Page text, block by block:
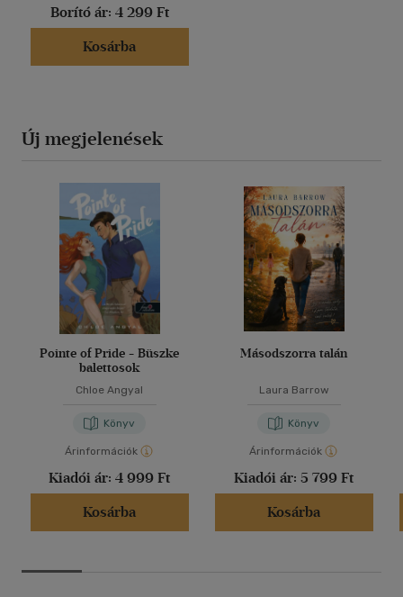
Borító ár: 4 299 Ft
Kosárba
Új megjelenések
Pointe of Pride - Büszke
balettosok
Chloe Angyal
Könyv
Árinformációk
Kiadói ár: 4 999 Ft
Kosárba
Másodszorra talán
Laura Barrow
Könyv
Árinformációk
Kiadói ár: 5 799 Ft
Kosárba